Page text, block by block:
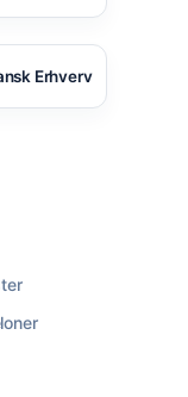
Erhverv